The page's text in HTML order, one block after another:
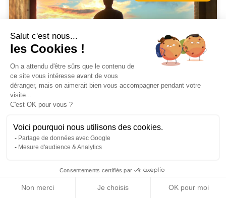
Quitter un coworking : les
QUOI ?!? Mais qui voudrait quitter un espace de
coworking ? On connaît les espaces de coworking
agréable, pensés pour leurs
Salut c'est nous...
les Cookies !
On a attendu d'être sûrs que le contenu de
ce site vous intéresse avant de vous
déranger, mais on aimerait bien vous accompagner pendant votre
visite...
C'est OK pour vous ?
Voici pourquoi nous utilisons des cookies.
Partage de données avec Google
Mesure d'audience & Analytics
Consentements certifiés par
Non merci Je choisis OK pour moi